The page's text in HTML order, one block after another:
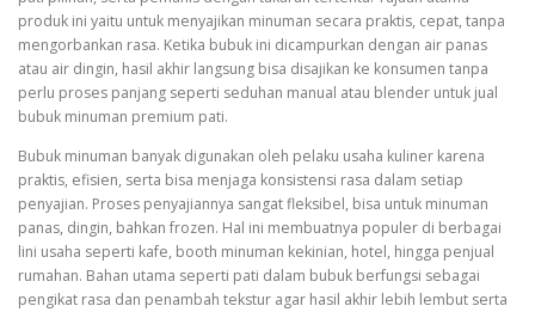
produk ini yaitu untuk menyajikan minuman secara praktis, cepat, tanpa
mengorbankan rasa. Ketika bubuk ini dicampurkan dengan air panas
atau air dingin, hasil akhir langsung bisa disajikan ke konsumen tanpa
perlu proses panjang seperti seduhan manual atau blender untuk jual
bubuk minuman premium pati.
Bubuk minuman banyak digunakan oleh pelaku usaha kuliner karena
praktis, efisien, serta bisa menjaga konsistensi rasa dalam setiap
penyajian. Proses penyajiannya sangat fleksibel, bisa untuk minuman
panas, dingin, bahkan frozen. Hal ini membuatnya populer di berbagai
lini usaha seperti kafe, booth minuman kekinian, hotel, hingga penjual
rumahan. Bahan utama seperti pati dalam bubuk berfungsi sebagai
pengikat rasa dan penambah tekstur agar hasil akhir lebih lembut serta